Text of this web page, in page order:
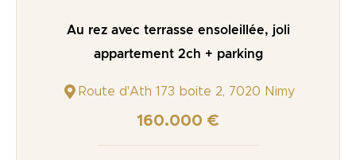
Au rez avec terrasse ensoleillée, joli
appartement 2ch + parking
Route d'Ath 173 boite 2, 7020 Nimy
160.000 €